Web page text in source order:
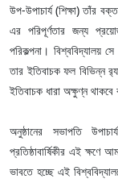
উপ-উপাচার্য (শিক্ষা) তাঁর
এর পরিপূর্ণতার জন্য
পরিকল্পনা। বিশ্ববিদ্যালয়
তার ইতিবাচক ফল বিভিন্ন
ইতিবাচক ধারা অক্ষুণ্ন
অনুষ্ঠানের সভাপতি
প্রতিষ্ঠাবার্ষিকীর এই
ভাবতে হচ্ছে এই